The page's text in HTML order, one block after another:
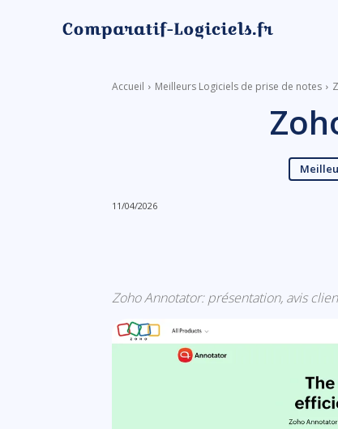
Accueil Meilleurs Logiciels de prise de notes
11/04/2026
Zoho Annotator: présentation, avis